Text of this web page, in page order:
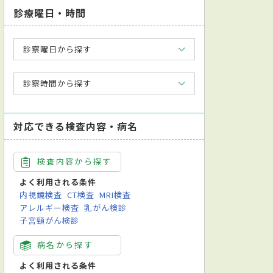
診療曜日・時間
診察曜日から探す
診察時間から探す
対応できる検査内容・病名
検査内容から探す
よく利用される条件
内視鏡検査 CT検査 MRI検査
アレルギー検査 乳がん検診
子宮頸がん検診
病名から探す
よく利用される条件